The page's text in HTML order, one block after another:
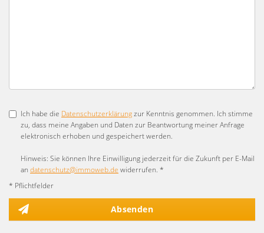
Ich habe die Datenschutzerklärungzur Kenntnis genommen. Ich stimme
zu, dass meine Angaben und Daten zur Beantwortung meiner Anfrage
elektronisch erhoben und gespeichert werden.
Hinweis: Sie können Ihre Einwilligung jederzeit für die Zukunft per E-Mail
an datenschutz@immoweb.de widerrufen. *
* Pflichtfelder
Absenden